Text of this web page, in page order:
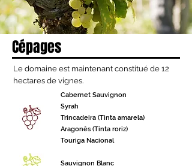
Cépages
​Le domaine est maintenant constitué de 12
hectares de vignes​.
Cabernet Sauvignon
Syrah
Trincadeira (Tinta amarela)
Aragonês (Tinta roriz)
Touriga Nacional
Sauvignon Blanc